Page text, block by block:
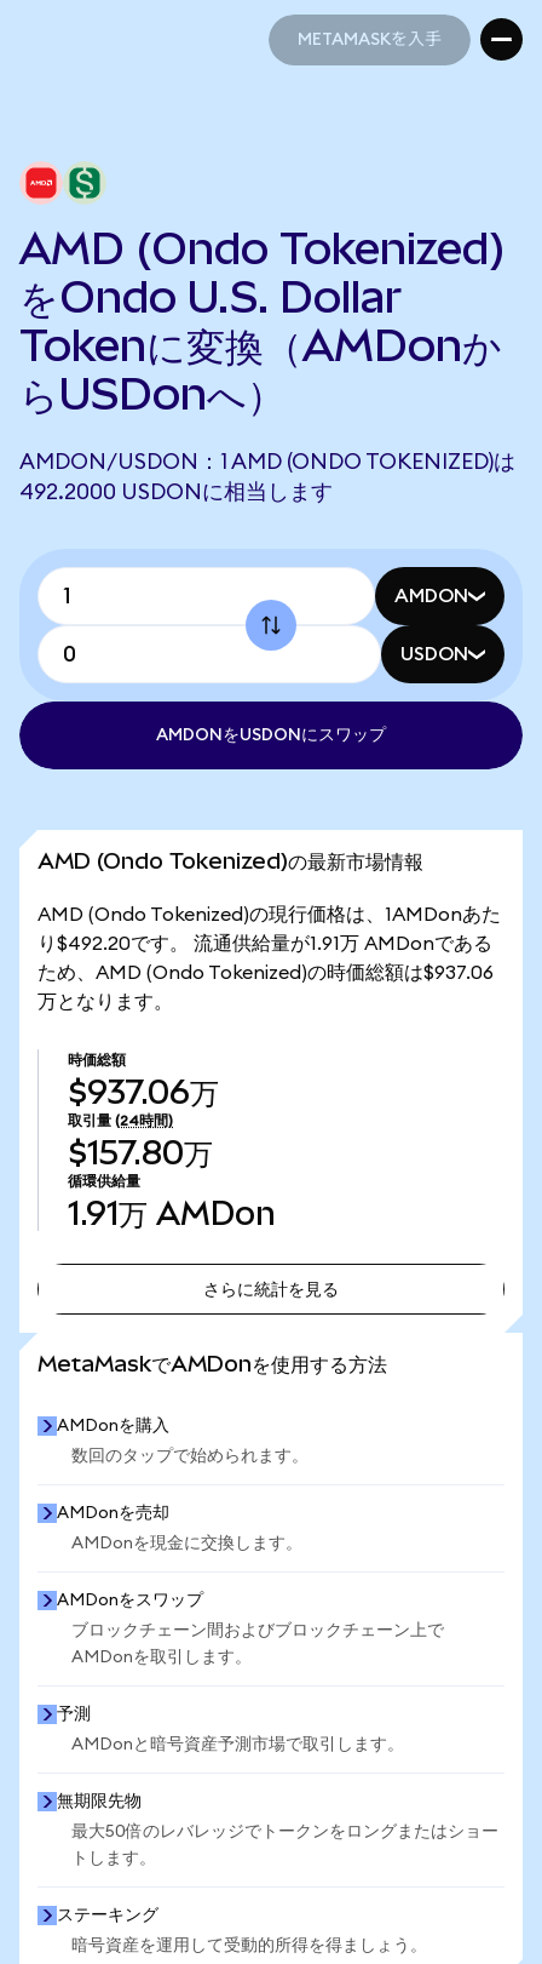
METAMASKを入手
AMD (Ondo Tokenized)
をOndo U.S. Dollar
Tokenに変換（AMDonか
らUSDonへ）
AMDON/USDON：1 AMD (ONDO TOKENIZED)は
492.2000 USDONに相当します
AMDON
USDON
AMDONをUSDONにスワップ
AMD (Ondo Tokenized)の最新市場情報
AMD (Ondo Tokenized)の現行価格は、1AMDonあた
り$492.20です。 流通供給量が1.91万 AMDonである
ため、AMD (Ondo Tokenized)の時価総額は$937.06
万となります。
時価総額
$937.06万
取引量 (24時間)
$157.80万
循環供給量
1.91万 AMDon
さらに統計を見る
MetaMaskでAMDonを使用する方法
AMDonを購入
数回のタップで始められます。
AMDonを売却
AMDonを現金に交換します。
AMDonをスワップ
ブロックチェーン間およびブロックチェーン上で
AMDonを取引します。
予測
AMDonと暗号資産予測市場で取引します。
無期限先物
最大50倍のレバレッジでトークンをロングまたはショー
トします。
ステーキング
暗号資産を運用して受動的所得を得ましょう。